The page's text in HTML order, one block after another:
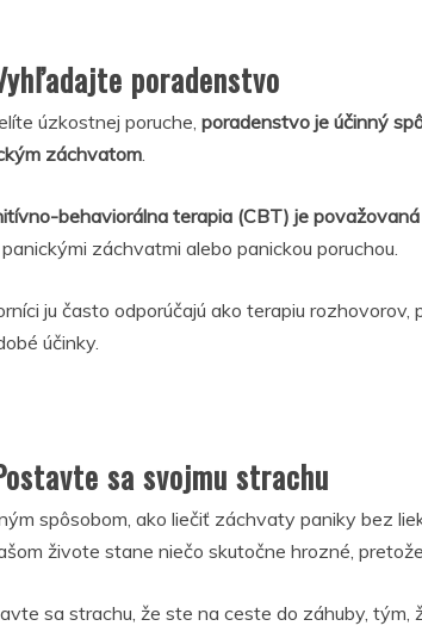
poradenstvo
úzkostnej poruche, poradenstvo je účinný
záchvatom.
behaviorálna terapia (CBT) je
záchvatmi alebo panickou poruchou.
ju často odporúčajú ako terapiu
účinky.
sa svojmu strachu
spôsobom, ako liečiť záchvaty paniky bez
živote stane niečo skutočne hrozné,
sa strachu, že ste na ceste do záhuby, tým,